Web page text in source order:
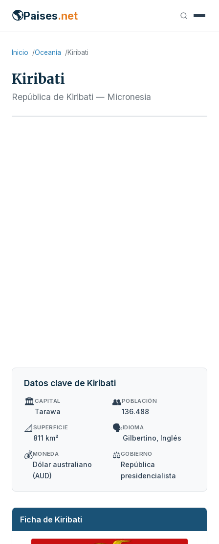
🌎Paises.net
Inicio Oceanía Kiribati
Kiribati
República de Kiribati — Micronesia
Datos clave de Kiribati
🏛️CAPITAL
Tarawa
👥POBLACIÓN
136.488
📐SUPERFICIE
811 km²
🗣️IDIOMA
Gilbertino, Inglés
💰MONEDA
Dólar australiano
(AUD)
⚖️GOBIERNO
República
presidencialista
Ficha de Kiribati